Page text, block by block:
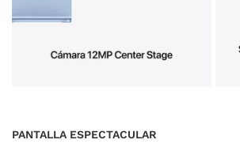
PANTALLA ESPECTACULAR